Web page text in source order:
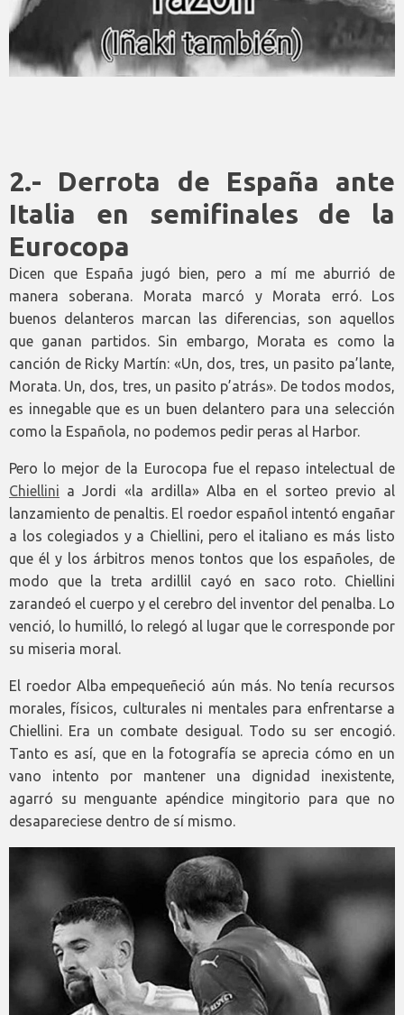
2.- Derrota de España ante
Italia en semifinales de la
Eurocopa
Dicen que España jugó bien, pero a mí me aburrió de
manera soberana. Morata marcó y Morata erró. Los
buenos delanteros marcan las diferencias, son aquellos
que ganan partidos. Sin embargo, Morata es como la
canción de Ricky Martín: «Un, dos, tres, un pasito pa’lante,
Morata. Un, dos, tres, un pasito p’atrás». De todos modos,
es innegable que es un buen delantero para una selección
como la Española, no podemos pedir peras al Harbor.
Pero lo mejor de la Eurocopa fue el repaso intelectual de
Chiellini a Jordi «la ardilla» Alba en el sorteo previo al
lanzamiento de penaltis. El roedor español intentó engañar
a los colegiados y a Chiellini, pero el italiano es más listo
que él y los árbitros menos tontos que los españoles, de
modo que la treta ardillil cayó en saco roto. Chiellini
zarandeó el cuerpo y el cerebro del inventor del penalba. Lo
venció, lo humilló, lo relegó al lugar que le corresponde por
su miseria moral.
El roedor Alba empequeñeció aún más. No tenía recursos
morales, físicos, culturales ni mentales para enfrentarse a
Chiellini. Era un combate desigual. Todo su ser encogió.
Tanto es así, que en la fotografía se aprecia cómo en un
vano intento por mantener una dignidad inexistente,
agarró su menguante apéndice mingitorio para que no
desapareciese dentro de sí mismo.